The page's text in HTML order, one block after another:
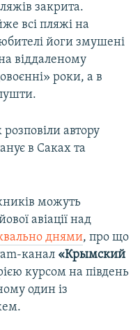
закрита.
всі пляжі на
йоги змушені
віддаленому
роки, а в
автору
в Саках та
можуть
авіації над
днями, про що
канал «Крымский
курсом на південь
один із